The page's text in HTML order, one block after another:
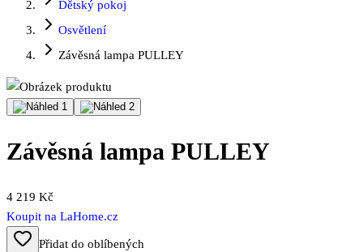
Dětský pokoj
Osvětlení
Závěsná lampa PULLEY
Závěsná lampa PULLEY
4 219 Kč
Koupit na LaHome.cz
Přidat do oblíbených